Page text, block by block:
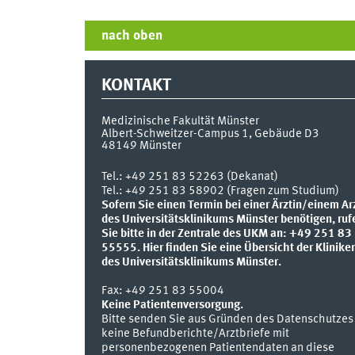
nach oben
KONTAKT
Medizinische Fakultät Münster
Albert-Schweitzer-Campus 1, Gebäude D3
48149 Münster
Tel.: +49 251 83 52263 (Dekanat)
Tel.: +49 251 83 58902 (Fragen zum Studium)
Sofern Sie einen Termin bei einer Ärztin/einem
des Universitätsklinikums Münster benötigen,
Sie bitte in der Zentrale des UKM an: +49 251 83
55555. Hier finden Sie eine Übersicht der
des Universitätsklinikums Münster.
Fax: +49 251 83 55004
Keine Patientenversorgung.
Bitte senden Sie aus Gründen des Datenschutzes
keine Befundberichte/Arztbriefe mit
personenbezogenen Patientendaten an diese